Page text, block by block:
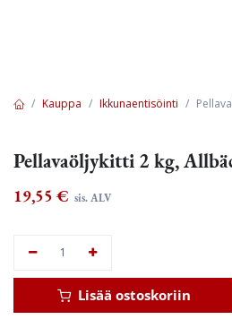
Kauppa Ikkunaentisöinti
Pellavaöljykitti 2 kg,
19,55 € sis. ALV
Lisää ostoskoriin